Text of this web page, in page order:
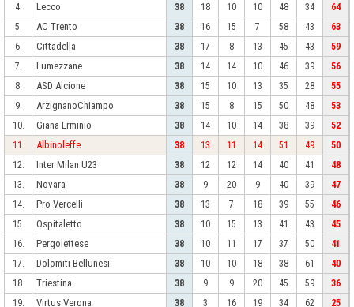
4.
Lecco 38 18 10 10 48 34
64
5.
AC Trento 38 16 15 7 58 43
63
6.
Cittadella 38 17 8 13 45 43
59
7.
Lumezzane 38 14 14 10 46 39
56
8.
ASD Alcione 38 15 10 13 35 28
55
9.
ArzignanoChiampo 38 15 8 15 50 48
53
10.
Giana Erminio 38 14 10 14 38 39
52
11.
Albinoleffe 38 13 11 14 51 49
50
12.
Inter Milan U23 38 12 12 14 40 41
48
13.
Novara 38 9 20 9 40 39
47
14.
Pro Vercelli 38 13 7 18 39 55
46
15.
Ospitaletto 38 10 15 13 41 43
45
16.
Pergolettese 38 10 11 17 37 50
41
17.
Dolomiti Bellunesi 38 10 10 18 38 61
40
18.
Triestina 38 9 9 20 45 59
36
19.
Virtus Verona 38 3 16 19 34 62 25